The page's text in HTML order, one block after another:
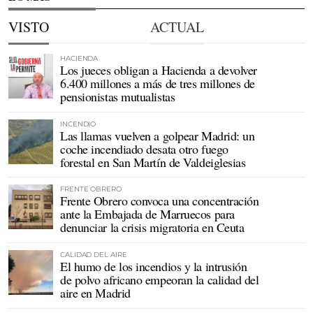
VISTO ACTUAL
HACIENDA
Los jueces obligan a Hacienda a devolver
6.400 millones a más de tres millones de
pensionistas mutualistas
INCENDIO
Las llamas vuelven a golpear Madrid: un
coche incendiado desata otro fuego
forestal en San Martín de Valdeiglesias
FRENTE OBRERO
Frente Obrero convoca una concentración
ante la Embajada de Marruecos para
denunciar la crisis migratoria en Ceuta
CALIDAD DEL AIRE
El humo de los incendios y la intrusión
de polvo africano empeoran la calidad del
aire en Madrid